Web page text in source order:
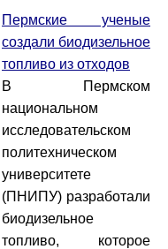
Пермские ученые
создали биодизельное
топливо из отходов
В Пермском
национальном
исследовательском
политехническом
университете
(ПНИПУ) разработали
биодизельное
топливо, которое